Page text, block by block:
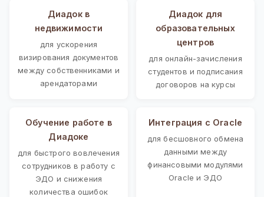
Диадок в
недвижимости
для ускорения
визирования документов
между собственниками и
арендаторами
Диадок для
образовательных
центров
для онлайн-зачисления
студентов и подписания
договоров на курсы
Обучение работе в
Диадоке
для быстрого вовлечения
сотрудников в работу с
ЭДО и снижения
количества ошибок
Интеграция с Oracle
для бесшовного обмена
данными между
финансовыми модулями
Oracle и ЭДО